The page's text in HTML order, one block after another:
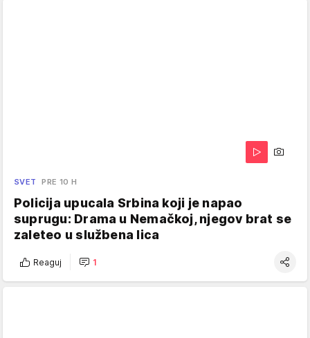
SVET PRE 10 H
Policija upucala Srbina koji je napao
suprugu: Drama u Nemačkoj, njegov brat se
zaleteo u službena lica
Reaguj 1